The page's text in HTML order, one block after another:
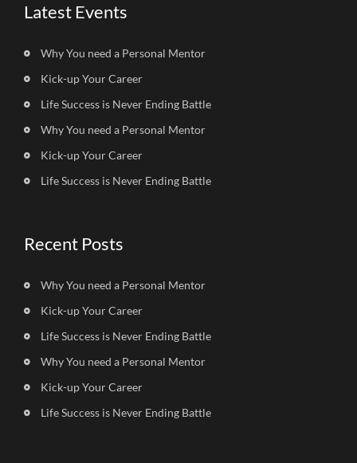
Latest Events
Why You need a Personal Mentor
Kick-up Your Career
Life Success is Never Ending Battle
Why You need a Personal Mentor
Kick-up Your Career
Life Success is Never Ending Battle
Recent Posts
Why You need a Personal Mentor
Kick-up Your Career
Life Success is Never Ending Battle
Why You need a Personal Mentor
Kick-up Your Career
Life Success is Never Ending Battle